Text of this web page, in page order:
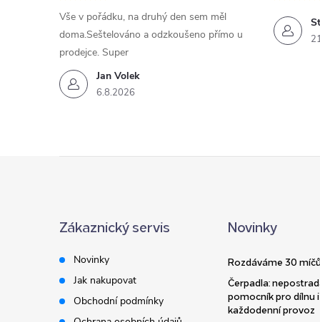
Jan Volek
6.8.2026
Vše v pořádku, na druhý den sem měl
doma.Seštelováno a odzkoušeno přímo u
prodejce. Super
Zákaznický servis
Novinky
Jak nakupovat
Obchodní podmínky
Novinky
Rozdáváme 30
Čerpadla:
pomocník pro dílnu i
každodenní provoz